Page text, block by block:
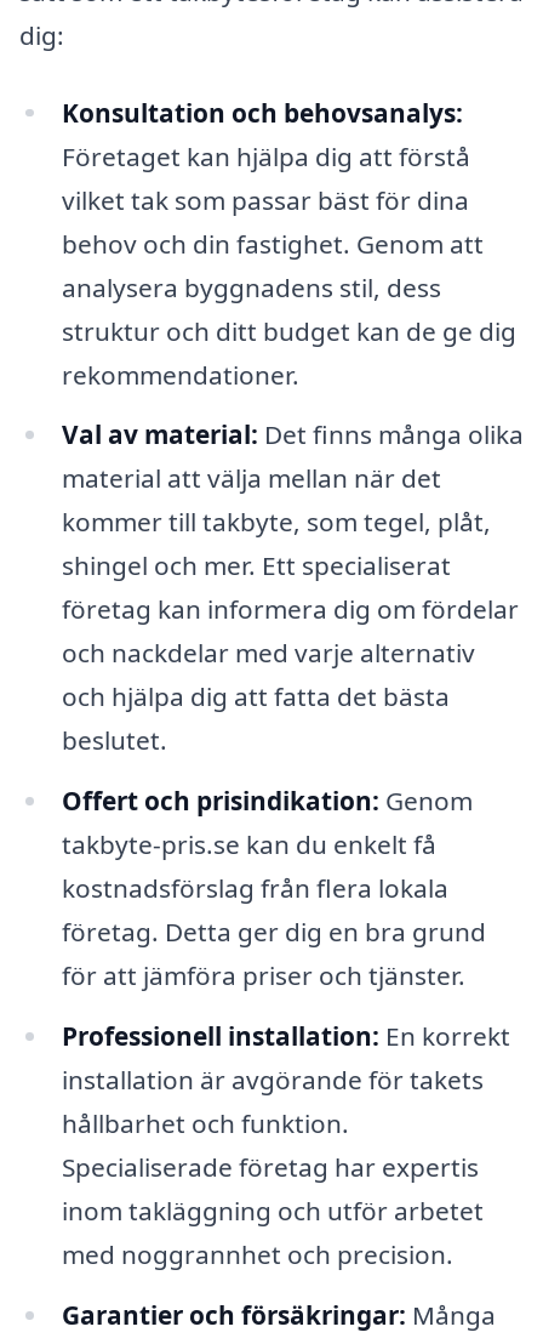
dig:
Konsultation och behovsanalys:
Företaget kan hjälpa dig att förstå
vilket tak som passar bäst för dina
behov och din fastighet. Genom att
analysera byggnadens stil, dess
struktur och ditt budget kan de ge dig
rekommendationer.
Val av material: Det finns många olika
material att välja mellan när det
kommer till takbyte, som tegel, plåt,
shingel och mer. Ett specialiserat
företag kan informera dig om fördelar
och nackdelar med varje alternativ
och hjälpa dig att fatta det bästa
beslutet.
Offert och prisindikation: Genom
takbyte-pris.se kan du enkelt få
kostnadsförslag från flera lokala
företag. Detta ger dig en bra grund
för att jämföra priser och tjänster.
Professionell installation: En korrekt
installation är avgörande för takets
hållbarhet och funktion.
Specialiserade företag har expertis
inom takläggning och utför arbetet
med noggrannhet och precision.
Garantier och försäkringar: Många